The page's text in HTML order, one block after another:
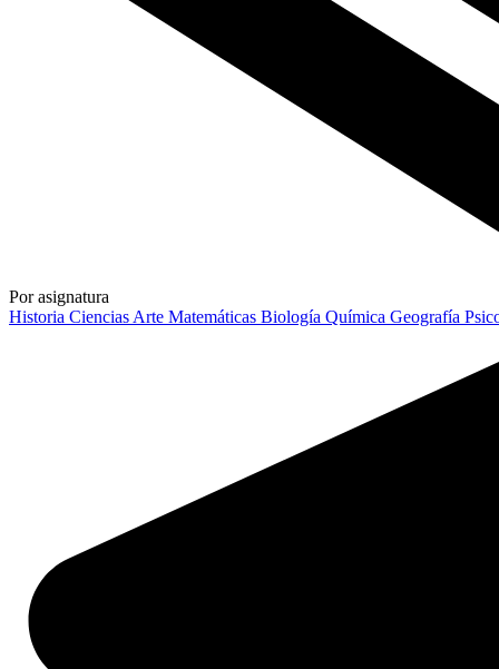
Por asignatura
Historia Ciencias Arte Matemáticas Biología Química Geografía